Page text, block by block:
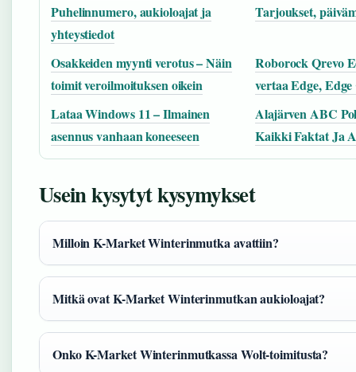
Puhelinnumero, aukioloajat ja
yhteystiedot
Tarjoukset,
Osakkeiden myynti verotus – Näin
toimit veroilmoituksen oikein
Roborock Qrevo
vertaa Edge,
Lataa Windows 11 – Ilmainen
asennus vanhaan koneeseen
Alajärven ABC
Kaikki Faktat Ja
Usein kysytyt kysymykset
Milloin K-Market Winterinmutka avattiin?
Mitkä ovat K-Market Winterinmutkan aukioloajat?
Onko K-Market Winterinmutkassa Wolt-toimitusta?